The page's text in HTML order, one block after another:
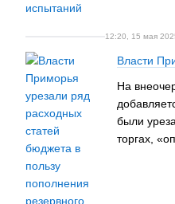
12:20, 15 мая
Власти
На
были
торгах,